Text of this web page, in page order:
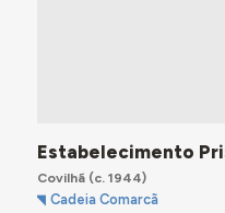
Estabelecimento
Covilhã(c. 1944)
Cadeia Comarcã